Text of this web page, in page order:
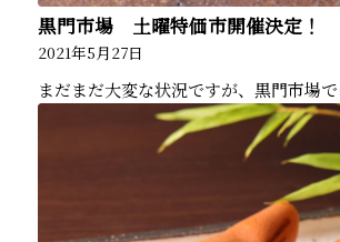
黒門市場 土曜特価市開催決定！
2021年5月27日
まだまだ大変な状況ですが、黒門市場